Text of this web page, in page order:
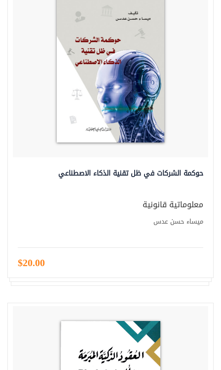
حوكمة الشركات في ظل تقنية الذكاء الاصطناعي
معلوماتية قانونية
ميساء حسن عدس
$20.00